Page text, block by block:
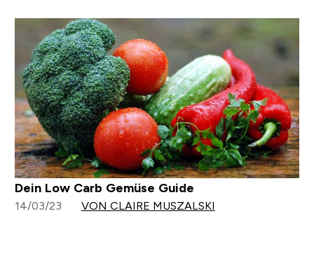
Dein Low Carb Gemüse Guide
14/03/23 VON CLAIRE MUSZALSKI